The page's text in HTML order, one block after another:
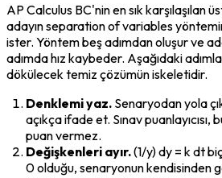
AP Calculus BC'nin en sık karşılaşılan
adayın separation of variables
ister. Yöntem beş adımdan oluşur ve
adımda hız kaybeder. Aşağıdaki
dökülecek temiz çözümün iskeletidir.
Denklemi yaz. Senaryodan yola
açıkça ifade et. Sınav puanlayıcısı,
puan vermez.
Değişkenleri ayır. (1/y) dy = k dt
0 olduğu, senaryonun kendisinden